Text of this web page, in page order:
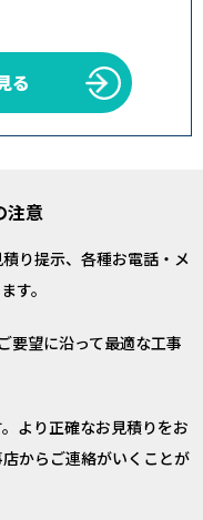
る
注意
り提示、各種お電話・メ
す。
要望に沿って最適な工事
より正確なお見積りをお
からご連絡がいくことが